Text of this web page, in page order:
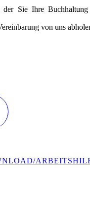
Sie Ihre
von uns